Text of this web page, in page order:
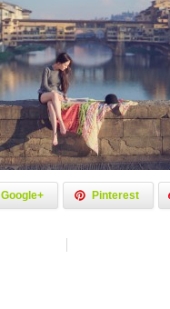
Google+ Pinterest